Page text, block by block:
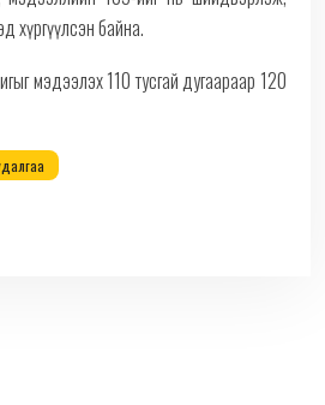
хүргүүлсэн байна.
мэдээлэх 110 тусгай дугаараар 120